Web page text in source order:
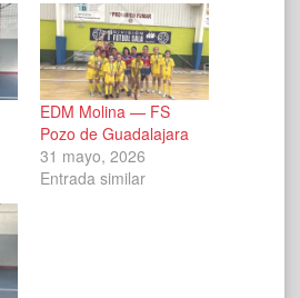
EDM Molina — FS
Pozo de Guadalajara
31 mayo, 2026
Entrada similar